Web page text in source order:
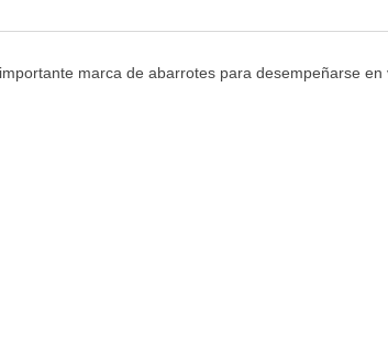
marca de abarrotes para desempeñarse en